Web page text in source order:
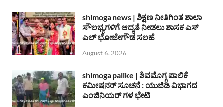
shimoga news | ಶಿಕ್ಷಣ ನೀತಿಗಿಂತ ಶಾಲಾ
ಸೌಲಭ್ಯಗಳಿಗೆ ಆದ್ಯತೆ ನೀಡಲು ಶಾಸಕ ಎಸ್
ಎಲ್ ಭೋಜೇಗೌಡ ಸಲಹೆ
August 6, 2026
shimoga palike | ಶಿವಮೊಗ್ಗ ಪಾಲಿಕೆ
ಕಮೀಷನರ್ ಸೂಚನೆ : ಯುಜಿಡಿ ವಿಭಾಗದ
ಎಂಜಿನಿಯರ್ ಗಳ ಭೇಟಿ